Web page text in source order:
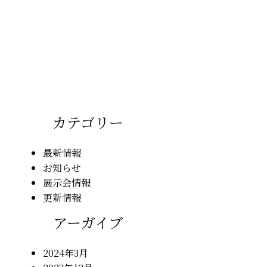
カテゴリー
最新情報
お知らせ
展示会情報
更新情報
アーガイブ
2024年3月